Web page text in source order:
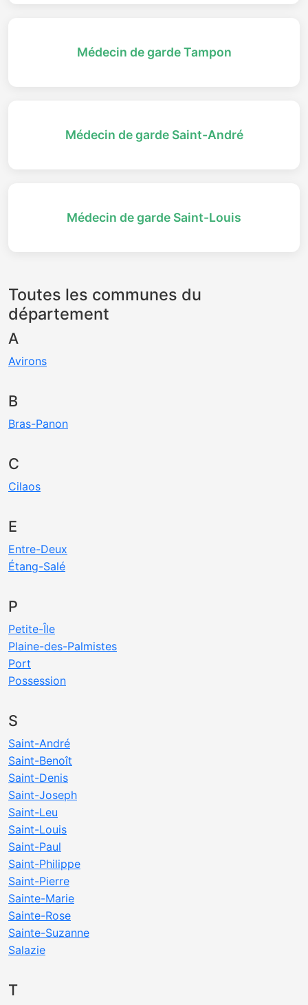
Médecin de garde Tampon
Médecin de garde Saint-André
Médecin de garde Saint-Louis
Toutes les communes du
département
A
Avirons
B
Bras-Panon
C
Cilaos
E
Entre-Deux
Étang-Salé
P
Petite-Île
Plaine-des-Palmistes
Port
Possession
S
Saint-André
Saint-Benoît
Saint-Denis
Saint-Joseph
Saint-Leu
Saint-Louis
Saint-Paul
Saint-Philippe
Saint-Pierre
Sainte-Marie
Sainte-Rose
Sainte-Suzanne
Salazie
T